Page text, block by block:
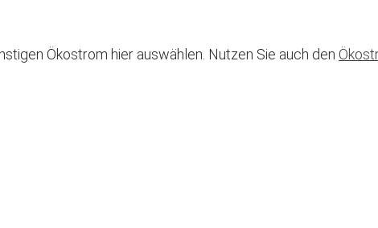
Ökostrom hier auswählen. Nutzen Sie auch den